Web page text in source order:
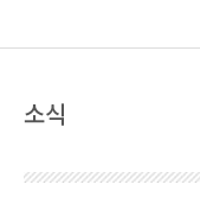
소식